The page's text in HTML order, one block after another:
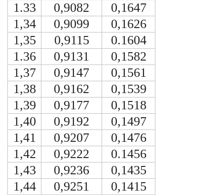
1.33
0,9082
0,1647
1,34
0,9099
0,1626
1,35
0,9115
0.1604
1.36
0,9131
0,1582
1,37
0,9147
0,1561
1,38
0,9162
0,1539
1,39
0,9177
0,1518
1,40
0,9192
0,1497
1,41
0,9207
0,1476
1,42
0,9222
0.1456
1,43
0,9236
0,1435
1,44
0,9251
0,1415